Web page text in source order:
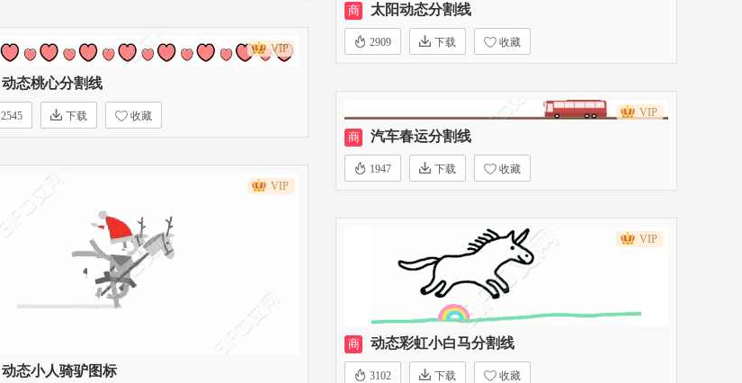
商 太阳动态分割线
2909 下载 收藏
VIP
动态桃心分割线
2545 下载 收藏 VIP
商 汽车春运分割线
1947 下载 收藏
VIP
动态小人骑驴图标
VIP
商 动态彩虹小白马分割线
3102 下载 收藏